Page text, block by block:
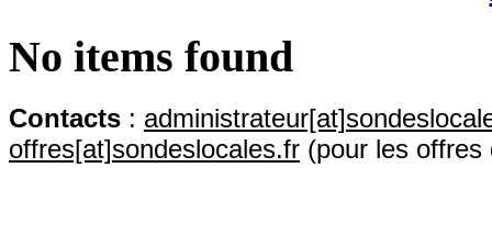
No items found
Contacts :
offres[at]sondeslocales.fr (pour les offres